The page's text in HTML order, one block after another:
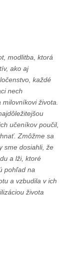
modlitba, ktorá
ako aj
každé
nech
života.
učeníkov poučil,
Zmôžme sa
sme dosiahli, že
a lži, ktoré
pohľad na
a vzbudila v ich
života